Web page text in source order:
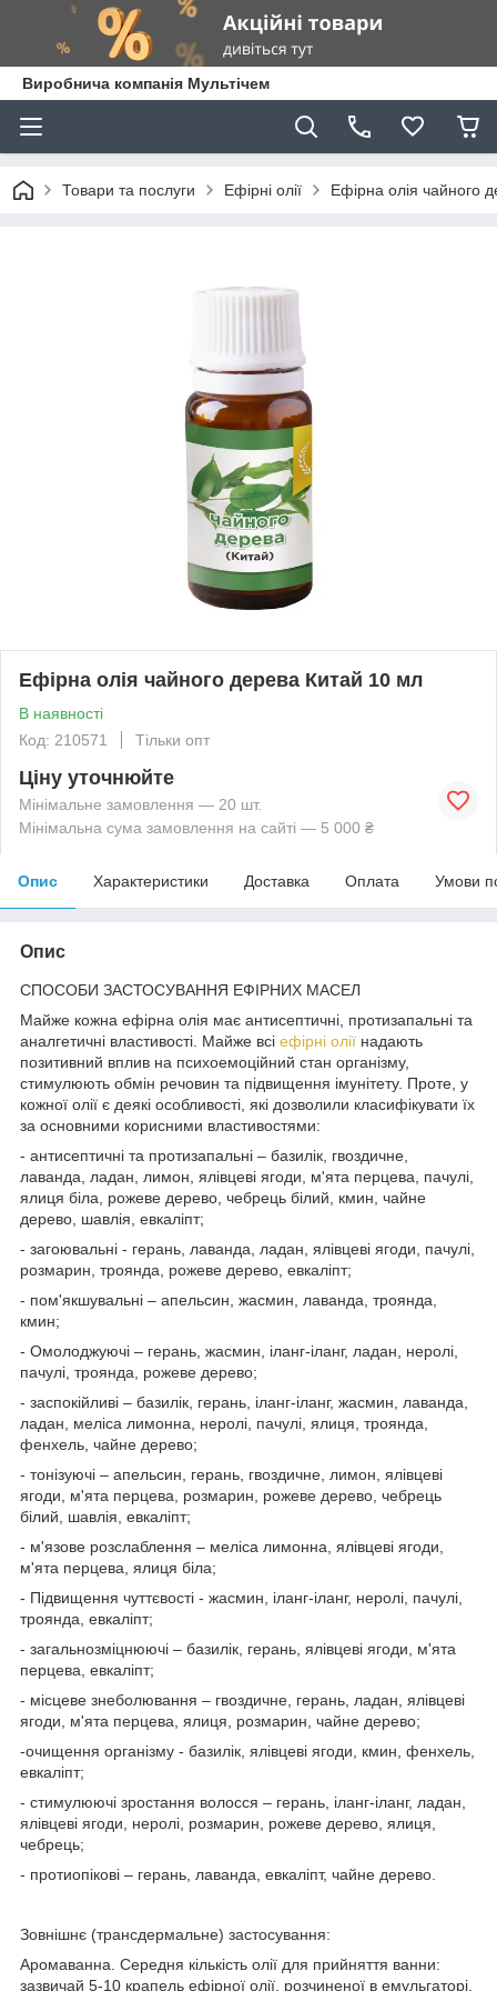
Виробнича компанія Мультічем
Товари та послуги Ефірні олії Ефірна олія чайного
Ефірна олія чайного дерева Китай 10 мл
В наявності
Код: 210571
Тільки опт
Ціну уточнюйте
Мінімальне замовлення — 20 шт.
Мінімальна сума замовлення на сайті — 5 000 ₴
Опис Характеристики Доставка Оплата Умови
Опис
СПОСОБИ ЗАСТОСУВАННЯ ЕФІРНИХ МАСЕЛ
Майже кожна ефірна олія має антисептичні, протизапальні та
аналгетичні властивості. Майже всі ефірні олії надають
позитивний вплив на психоемоційний стан організму,
стимулюють обмін речовин та підвищення імунітету. Проте, у
кожної олії є деякі особливості, які дозволили класифікувати їх
за основними корисними властивостями:
- антисептичні та протизапальні – базилік, гвоздичне,
лаванда, ладан, лимон, ялівцеві ягоди, м'ята перцева, пачулі,
ялиця біла, рожеве дерево, чебрець білий, кмин, чайне
дерево, шавлія, евкаліпт;
- загоювальні - герань, лаванда, ладан, ялівцеві ягоди, пачулі,
розмарин, троянда, рожеве дерево, евкаліпт;
- пом'якшувальні – апельсин, жасмин, лаванда, троянда,
кмин;
- Омолоджуючі – герань, жасмин, іланг-іланг, ладан, неролі,
пачулі, троянда, рожеве дерево;
- заспокійливі – базилік, герань, іланг-іланг, жасмин, лаванда,
ладан, меліса лимонна, неролі, пачулі, ялиця, троянда,
фенхель, чайне дерево;
- тонізуючі – апельсин, герань, гвоздичне, лимон, ялівцеві
ягоди, м'ята перцева, розмарин, рожеве дерево, чебрець
білий, шавлія, евкаліпт;
- м'язове розслаблення – меліса лимонна, ялівцеві ягоди,
м'ята перцева, ялиця біла;
- Підвищення чуттєвості - жасмин, іланг-іланг, неролі, пачулі,
троянда, евкаліпт;
- загальнозміцнюючі – базилік, герань, ялівцеві ягоди, м'ята
перцева, евкаліпт;
- місцеве знеболювання – гвоздичне, герань, ладан, ялівцеві
ягоди, м'ята перцева, ялиця, розмарин, чайне дерево;
-очищення організму - базилік, ялівцеві ягоди, кмин, фенхель,
евкаліпт;
- стимулюючі зростання волосся – герань, іланг-іланг, ладан,
ялівцеві ягоди, неролі, розмарин, рожеве дерево, ялиця,
чебрець;
- протиопікові – герань, лаванда, евкаліпт, чайне дерево.
Зовнішнє (трансдермальне) застосування:
Аромаванна. Середня кількість олії для прийняття ванни:
зазвичай 5-10 крапель ефірної олії, розчиненої в емульгаторі,